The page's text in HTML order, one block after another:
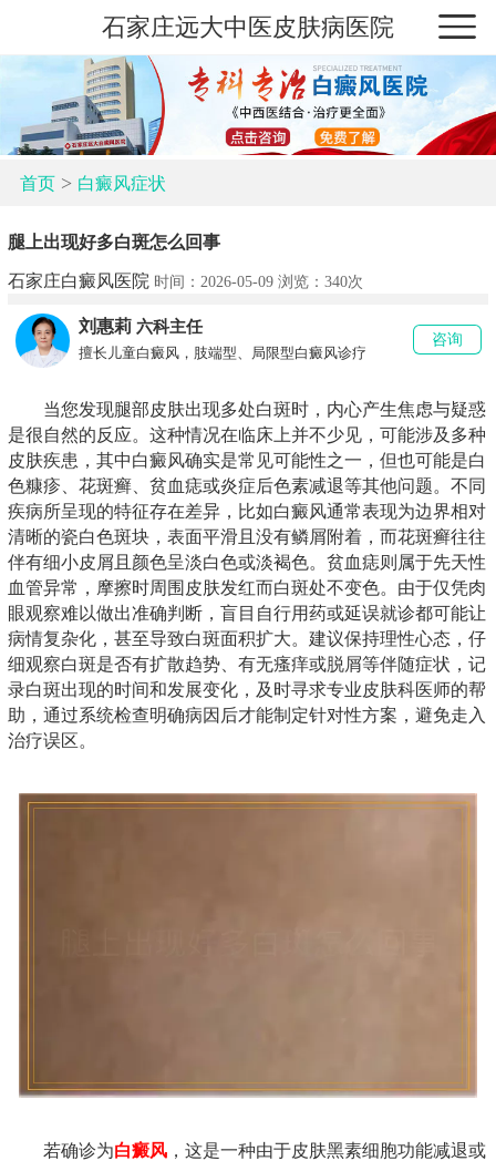
石家庄远大中医皮肤病医院
首页> 白癜风症状
腿上出现好多白斑怎么回事
石家庄白癜风医院 时间：2026-05-09 浏览： 340次
刘惠莉 六科主任
擅长儿童白癜风，肢端型、局限型白癜风诊疗
咨询
当您发现腿部皮肤出现多处白斑时，内心产生焦虑与疑惑
是很自然的反应。这种情况在临床上并不少见，可能涉及多种
皮肤疾患，其中白癜风确实是常见可能性之一，但也可能是白
色糠疹、花斑癣、贫血痣或炎症后色素减退等其他问题。不同
疾病所呈现的特征存在差异，比如白癜风通常表现为边界相对
清晰的瓷白色斑块，表面平滑且没有鳞屑附着，而花斑癣往往
伴有细小皮屑且颜色呈淡白色或淡褐色。贫血痣则属于先天性
血管异常，摩擦时周围皮肤发红而白斑处不变色。由于仅凭肉
眼观察难以做出准确判断，盲目自行用药或延误就诊都可能让
病情复杂化，甚至导致白斑面积扩大。建议保持理性心态，仔
细观察白斑是否有扩散趋势、有无瘙痒或脱屑等伴随症状，记
录白斑出现的时间和发展变化，及时寻求专业皮肤科医师的帮
助，通过系统检查明确病因后才能制定针对性方案，避免走入
治疗误区。
若确诊为白癜风 ，这是一种由于皮肤黑素细胞功能减退或